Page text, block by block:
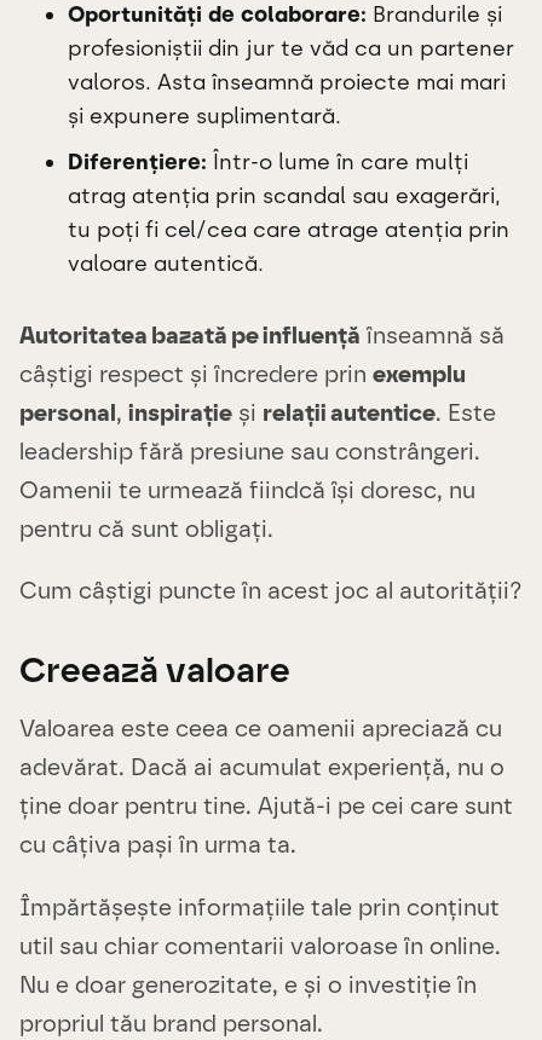
Oportunități de colaborare: Brandurile și
profesioniștii din jur te văd ca un partener
valoros. Asta înseamnă proiecte mai mari
și expunere suplimentară.
Diferențiere: Într-o lume în care mulți
atrag atenția prin scandal sau exagerări,
tu poți fi cel/cea care atrage atenția prin
valoare autentică.
Autoritatea bazată pe influență înseamnă să
câștigi respect și încredere prin exemplu
personal, inspirație și relații autentice. Este
leadership fără presiune sau constrângeri.
Oamenii te urmează fiindcă își doresc, nu
pentru că sunt obligați.
Cum câștigi puncte în acest joc al autorității?
Creează valoare
Valoarea este ceea ce oamenii apreciază cu
adevărat. Dacă ai acumulat experiență, nu o
ține doar pentru tine. Ajută-i pe cei care sunt
cu câțiva pași în urma ta.
Împărtășește informațiile tale prin conținut
util sau chiar comentarii valoroase în online.
Nu e doar generozitate, e și o investiție în
propriul tău brand personal.